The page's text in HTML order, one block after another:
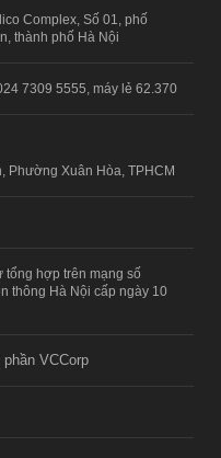
Complex, Số 01, phố
thành phố Hà Nội
7309 5555, máy lẻ 62.370
Phường Xuân Hòa, TPHCM
tổng hợp trên mạng số
thông Hà Nội cấp ngày 10
VCCorp